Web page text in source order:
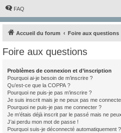
FAQ
Accueil du forum Foire aux questions
Foire aux questions
Problèmes de connexion et d’inscription
Pourquoi ai-je besoin de m’inscrire ?
Qu’est-ce que la COPPA ?
Pourquoi ne puis-je pas m’inscrire ?
Je suis inscrit mais je ne peux pas me
Pourquoi ne puis-je pas me connecter ?
Je m’étais déjà inscrit par le passé mais ne
J’ai perdu mon mot de passe !
Pourquoi suis-je déconnecté automatiquement ?